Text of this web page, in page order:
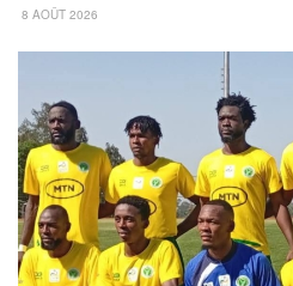
8 AOÛT 2026